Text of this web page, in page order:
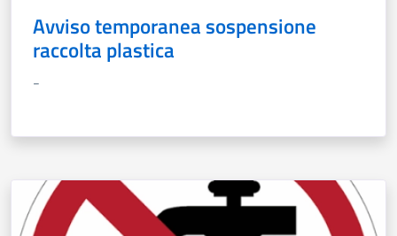
Avviso temporanea sospensione
raccolta plastica
-